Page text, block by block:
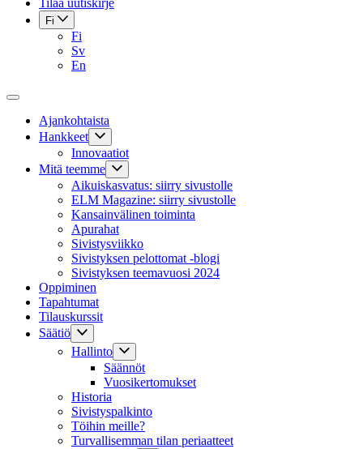
Tilaa uutiskirje
Fi
Fi
Sv
En
Ajankohtaista
Hankkeet
Innovaatiot
Mitä teemme
Aikuiskasvatus: siirry sivustolle
ELM Magazine: siirry sivustolle
Kansainvälinen toiminta
Apurahat
Sivistysviikko
Sivistyksen pelottomat -blogi
Sivistyksen teemavuosi 2024
Oppiminen
Tapahtumat
Tilauskurssit
Säätiö
Hallinto
Säännöt
Vuosikertomukset
Historia
Sivistyspalkinto
Töihin meille?
Turvallisemman tilan periaatteet